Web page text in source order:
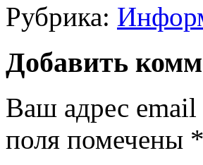
Рубрика:
Добавить
Ваш адрес email
поля помечены *